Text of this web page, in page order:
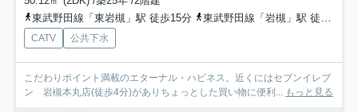
東武野田線「東岩槻」駅 徒歩15分
東武野田線「岩槻」駅 徒歩22分
CATV 公共下水
こだわりポイント満載のエターナル・ハピネス。近くにはセブンイレブ
ン 岩槻本丸店(徒歩4分)がありちょっとした買い物に便利... もっと見る